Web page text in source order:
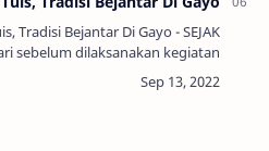
Tradisi Bejantar Di Gayo - SEJAK
sebelum dilaksanakan kegiatan
hajatan-red) seperti Turun
Mani), Sunat Rasul (Jelisen), P…